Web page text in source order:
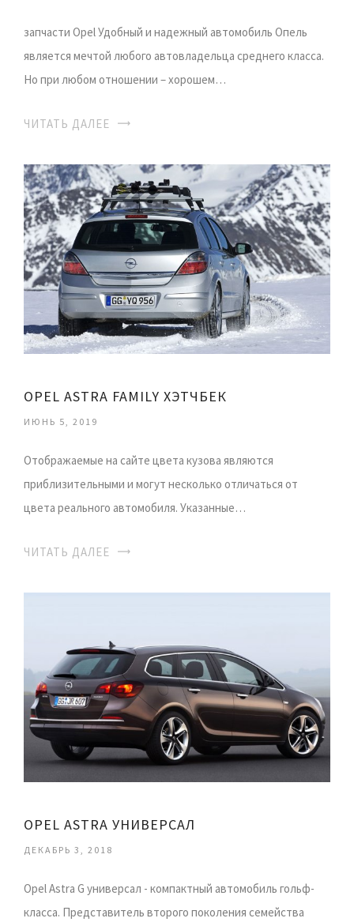
запчасти Opel Удобный и надежный автомобиль Опель
является мечтой любого автовладельца среднего класса.
Но при любом отношении – хорошем…
ЧИТАТЬ ДАЛЕЕ
OPEL ASTRA FAMILY ХЭТЧБЕК
ИЮНЬ 5, 2019
Отображаемые на сайте цвета кузова являются
приблизительными и могут несколько отличаться от
цвета реального автомобиля. Указанные…
ЧИТАТЬ ДАЛЕЕ
OPEL ASTRA УНИВЕРСАЛ
ДЕКАБРЬ 3, 2018
Opel Astra G универсал - компактный автомобиль гольф-
класса. Представитель второго поколения семейства